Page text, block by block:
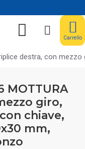
Carrello
destra, con
MOTTURA
giro,
chiave,
mm,